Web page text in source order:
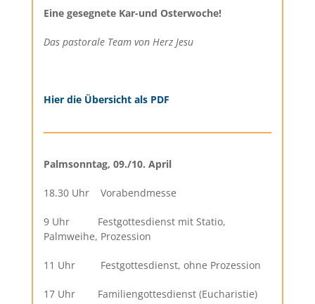
Eine gesegnete Kar-und Osterwoche!
Das pastorale Team von Herz Jesu
Hier die Übersicht als PDF
Palmsonntag, 09./10. April
18.30 Uhr Vorabendmesse
9 Uhr Festgottesdienst mit Statio,
Palmweihe, Prozession
11 Uhr Festgottesdienst, ohne Prozession
17 Uhr Familiengottesdienst (Eucharistie)